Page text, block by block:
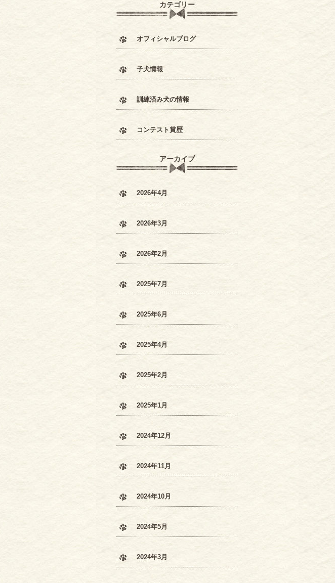
カテゴリー
オフィシャルブログ
子犬情報
訓練済み犬の情報
コンテスト賞歴
アーカイブ
2026年4月
2026年3月
2026年2月
2025年7月
2025年6月
2025年4月
2025年2月
2025年1月
2024年12月
2024年11月
2024年10月
2024年5月
2024年3月